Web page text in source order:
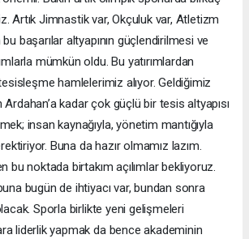
Artık Jimnastik var, Okçuluk var, Atletizm
başarılar altyapının güçlendirilmesi ve
mümkün oldu. Bu yatırımlardan
hamlelerimiz alıyor. Geldiğimiz
Ardahan’a kadar çok güçlü bir tesis altyapısı
insan kaynağıyla, yönetim mantığıyla
Buna da hazır olmamız lazım.
bu noktada birtakım açılımlar bekliyoruz.
bugün de ihtiyacı var, bundan sonra
Sporla birlikte yeni gelişmeleri
liderlik yapmak da bence akademinin